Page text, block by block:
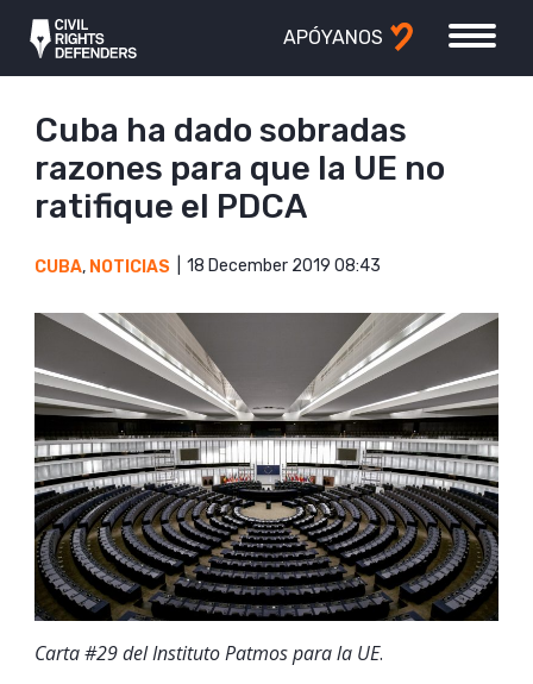
APÓYANOS
Cuba ha dado sobradas
razones para que la UE no
ratifique el PDCA
CUBA, NOTICIAS 18 December 2019 08:43
Carta #29 del Instituto Patmos para la UE.